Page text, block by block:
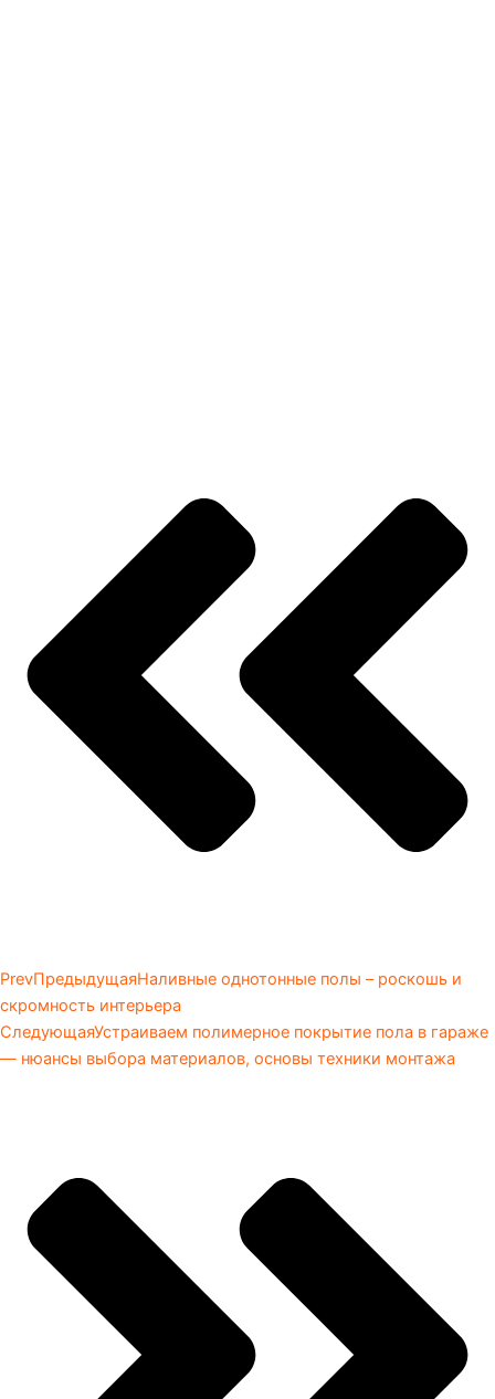
PrevПредыдущаяНаливные однотонные полы – роскошь и
скромность интерьера
СледующаяУстраиваем полимерное покрытие пола в гараже
— нюансы выбора материалов, основы техники монтажа